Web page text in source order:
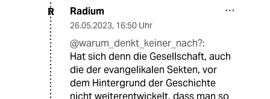
R Radium
26.05.2023, 16:50 Uhr
@warum_denkt_keiner_nach?:
Hat sich denn die Gesellschaft, auch
die der evangelikalen Sekten, vor
dem Hintergrund der Geschichte
nicht weiterentwickelt, dass man so